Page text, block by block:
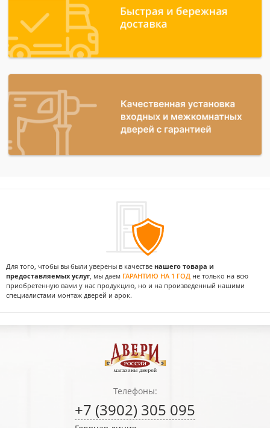
Для того, чтобы вы были уверены в качестве нашего товара и
предоставляемых услуг , мы даем ГАРАНТИЮ НА 1 ГОД не только на всю
приобретенную вами у нас продукцию, но и на произведенный нашими
специалистами монтаж дверей и арок.
Телефоны:
+7 (3902) 305 095